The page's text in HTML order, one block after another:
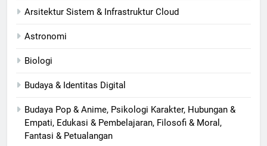
Arsitektur Sistem & Infrastruktur Cloud
Astronomi
Biologi
Budaya & Identitas Digital
Budaya Pop & Anime, Psikologi Karakter, Hubungan &
Empati, Edukasi & Pembelajaran, Filosofi & Moral,
Fantasi & Petualangan